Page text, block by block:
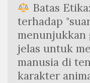
Batas
terhadap
menunjukkan
jelas untuk
manusia di
karakter